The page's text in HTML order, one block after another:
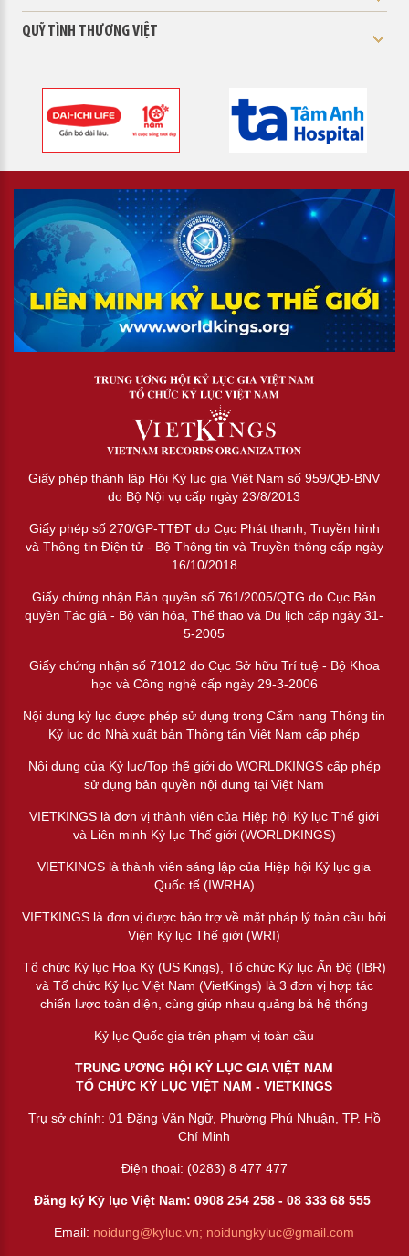
QUỸ TÌNH THƯƠNG VIỆT
Giấy phép thành lập Hội Kỷ lục gia Việt Nam số 959/QĐ-BNV
do Bộ Nội vụ cấp ngày 23/8/2013
Giấy phép số 270/GP-TTĐT do Cục Phát thanh, Truyền hình
và Thông tin Điện tử - Bộ Thông tin và Truyền thông cấp ngày
16/10/2018
Giấy chứng nhận Bản quyền số 761/2005/QTG do Cục Bản
quyền Tác giả - Bộ văn hóa, Thể thao và Du lịch cấp ngày 31-
5-2005
Giấy chứng nhận số 71012 do Cục Sở hữu Trí tuệ - Bộ Khoa
học và Công nghệ cấp ngày 29-3-2006
Nội dung kỷ lục được phép sử dụng trong Cẩm nang Thông tin
Kỷ lục do Nhà xuất bản Thông tấn Việt Nam cấp phép
Nội dung của Kỷ lục/Top thế giới do WORLDKINGS cấp phép
sử dụng bản quyền nội dung tại Việt Nam
VIETKINGS là đơn vị thành viên của Hiệp hội Kỷ lục Thế giới
và Liên minh Kỷ lục Thế giới (WORLDKINGS)
VIETKINGS là thành viên sáng lập của Hiệp hội Kỷ lục gia
Quốc tế (IWRHA)
VIETKINGS là đơn vị được bảo trợ về mặt pháp lý toàn cầu bởi
Viện Kỷ lục Thế giới (WRI)
Tổ chức Kỷ lục Hoa Kỳ (US Kings), Tổ chức Kỷ lục Ấn Độ (IBR)
và Tổ chức Kỷ lục Việt Nam (VietKings) là 3 đơn vị hợp tác
chiến lược toàn diện, cùng giúp nhau quảng bá hệ thống
Kỷ lục Quốc gia trên phạm vị toàn cầu
TRUNG ƯƠNG HỘI KỶ LỤC GIA VIỆT NAM
TỔ CHỨC KỶ LỤC VIỆT NAM - VIETKINGS
Trụ sở chính: 01 Đặng Văn Ngữ, Phường Phú Nhuận, TP. Hồ
Chí Minh
Điện thoại: (0283) 8 477 477
Đăng ký Kỷ lục Việt Nam: 0908 254 258 -08 333 68 555
Email: noidung@kyluc.vn; noidungkyluc@gmail.com